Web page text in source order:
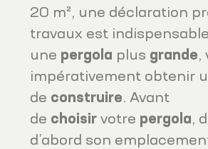
20 m², une déclaration
travaux est
une pergola plus grande,
impérativement obtenir
de construire. Avant
de choisir votre pergola,
d’abord son